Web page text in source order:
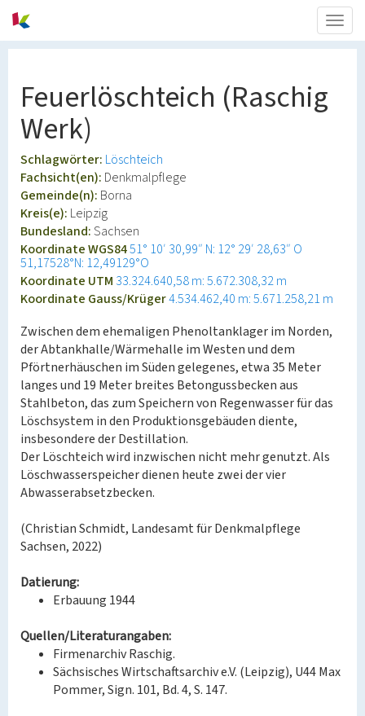
Feuerlöschteich (Raschig
Werk)
Schlagwörter: Löschteich
Fachsicht(en): Denkmalpflege
Gemeinde(n): Borna
Kreis(e): Leipzig
Bundesland:Sachsen
Koordinate WGS8451° 10′ 30,99″ N: 12° 29′ 28,63″ O
51,17528°N: 12,49129°O
Koordinate UTM 33.324.640,58 m: 5.672.308,32 m
Koordinate Gauss/Krüger4.534.462,40 m: 5.671.258,21 m
Zwischen dem ehemaligen Phenoltanklager im Norden,
der Abtankhalle/Wärmehalle im Westen und dem
Pförtnerhäuschen im Süden gelegenes, etwa 35 Meter
langes und 19 Meter breites Betongussbecken aus
Stahlbeton, das zum Speichern von Regenwasser für das
Löschsystem in den Produktionsgebäuden diente,
insbesondere der Destillation.
Der Löschteich wird inzwischen nicht mehr genutzt. Als
Löschwasserspeicher dienen heute zwei der vier
Abwasserabsetzbecken.
(Christian Schmidt, Landesamt für Denkmalpflege
Sachsen, 2022)
Datierung:
Erbauung 1944
Quellen/Literaturangaben:
Firmenarchiv Raschig.
Sächsisches Wirtschaftsarchiv e.V. (Leipzig), U44 Max
Pommer, Sign. 101, Bd. 4, S. 147.